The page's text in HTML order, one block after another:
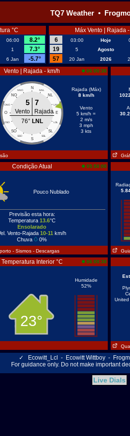
TQ7 Weather •
°C
06:00
8.2°
1
7.3°
6 Jan -5.7°
Máx Vento | Rajada
6
03:00 Hoje
19
5 Agosto
57
20 Jan 2026
Vento | Rajada - km/h 06:00:38
N
NNO NNL
NO NL
ONO LNL
O E
OSO LSL
SO SL
SSO SSL
S
5 7
Vento
Rajada
76° LNL
Rajada (Máx)
8 km/h
Vento
5 km/h =
2 m/s
3 mph
3 kts
Condição Atual 05:50:00
Pouco Nublado
Previsão esta hora:
Temperatura 13.6°C
Ensolarado
Vento-Rajada 10-11 km/h
Chuva
0%
- Sismos - Descargas
Temperatura Interior °C 06:00:38
23°
Humidade
52%
✓
Ecowitt_Lcl - Ecowitt Wittboy -
For guidance only. Do not make important
Live Dials